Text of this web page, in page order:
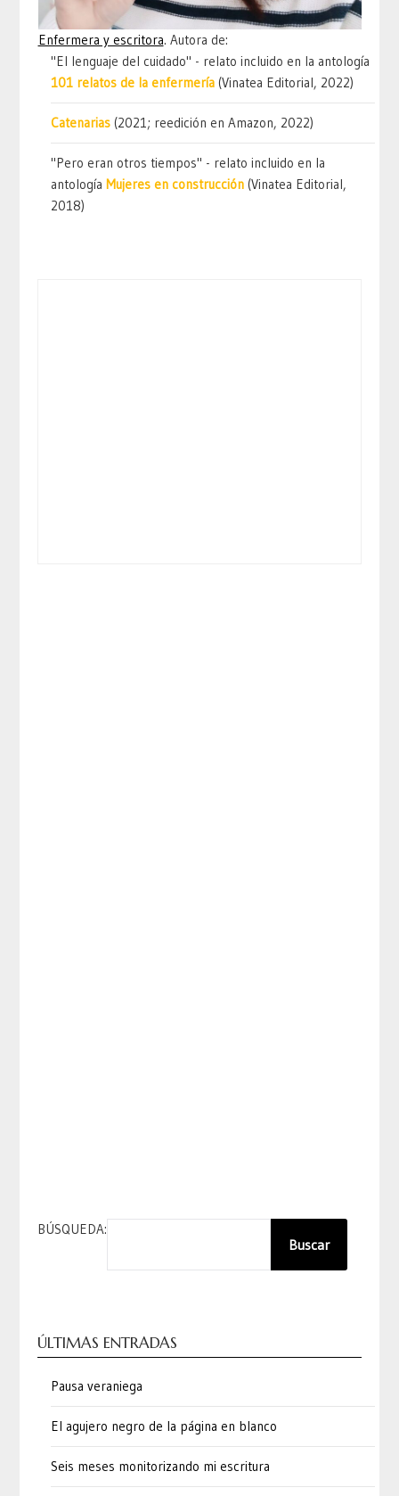
Enfermera y escritora. Autora de:
"El lenguaje del cuidado" - relato incluido en la antología
101 relatos de la enfermería (Vinatea Editorial, 2022)
Catenarias (2021; reedición en Amazon, 2022)
"Pero eran otros tiempos" - relato incluido en la
antologíaMujeres en construcción (Vinatea Editorial,
2018)
BÚSQUEDA:
Buscar
ÚLTIMAS ENTRADAS
Pausa veraniega
El agujero negro de la página en blanco
Seis meses monitorizando mi escritura